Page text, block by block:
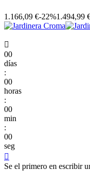
1.166,09 €-22%1.494,99

00
días
:
00
horas
:
00
min
:
00
seg

Se el primero en escribir